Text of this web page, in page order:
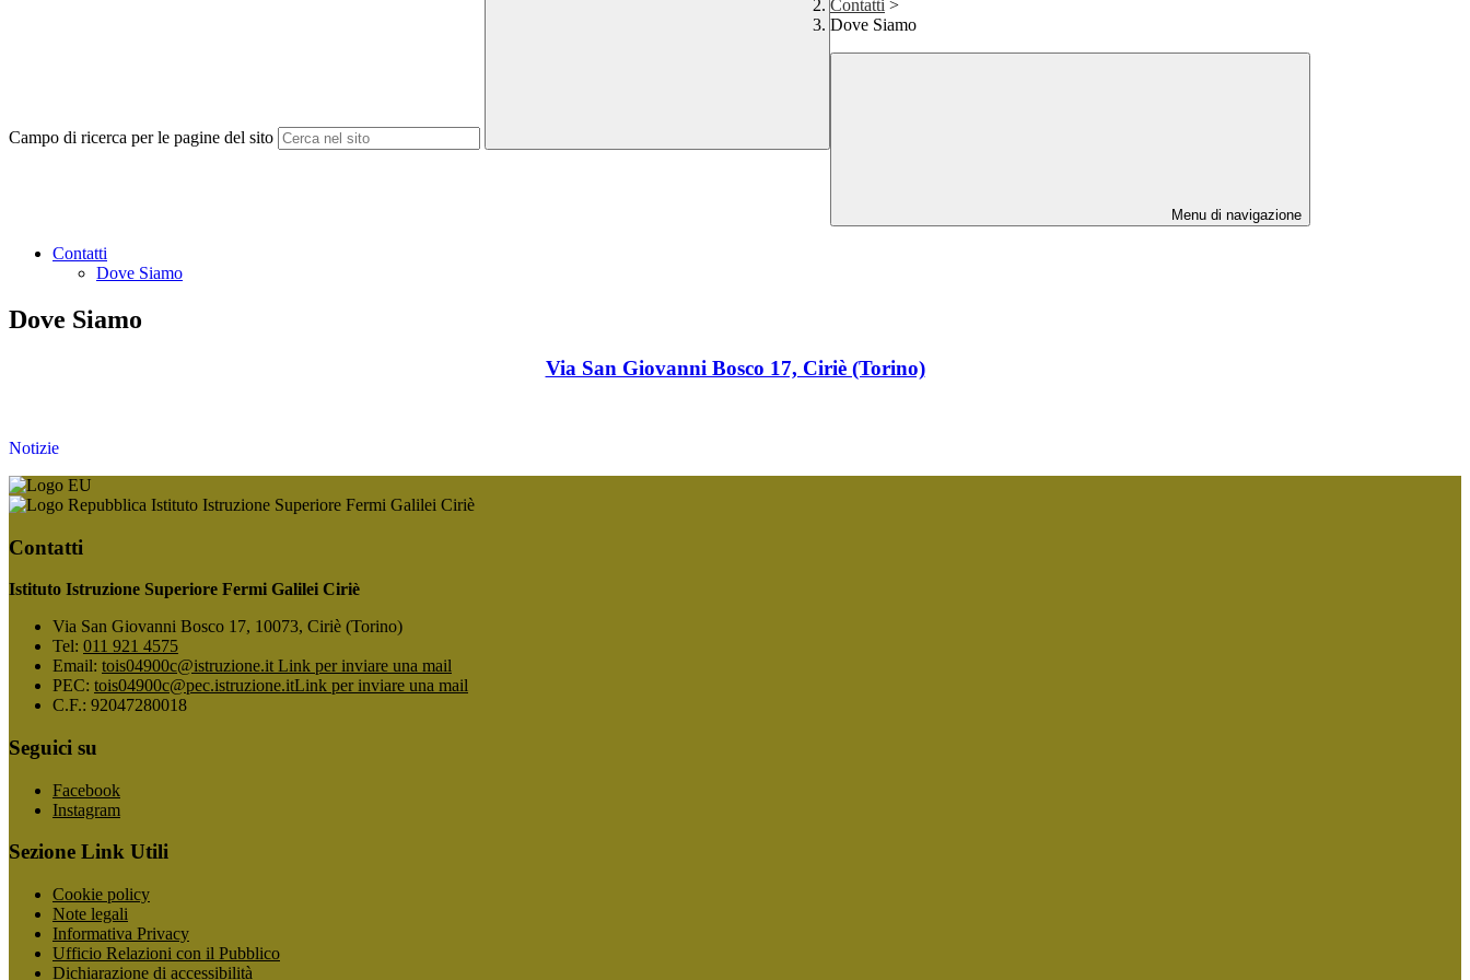
Campo di ricerca per le pagine del sito
Contatti >
Dove Siamo
Menu di navigazione
Contatti
Dove Siamo
Dove Siamo
Via San Giovanni Bosco 17, Ciriè (Torino)
Notizie
Istituto Istruzione Superiore Fermi Galilei Ciriè
Contatti
Istituto Istruzione Superiore Fermi Galilei Ciriè
Via San Giovanni Bosco 17, 10073, Ciriè (Torino)
Tel: 011 921 4575
Email: tois04900c@istruzione.it Link per inviare una mail
PEC: tois04900c@pec.istruzione.itLink per inviare una mail
C.F.: 92047280018
Seguici su
Facebook
Instagram
Sezione Link Utili
Cookie policy
Note legali
Informativa Privacy
Ufficio Relazioni con il Pubblico
Dichiarazione di accessibilità